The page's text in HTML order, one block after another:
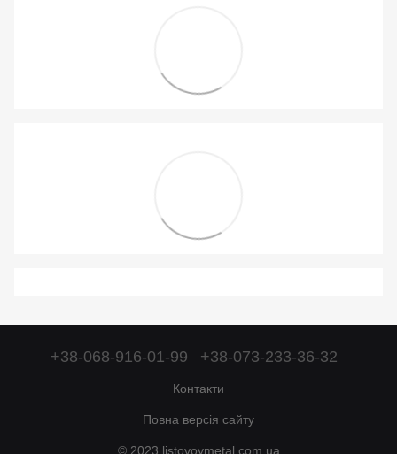
+38-068-916-01-99 +38-073-233-36-32
Контакти
Повна версія сайту
© 2023 listovoymetal.com.ua